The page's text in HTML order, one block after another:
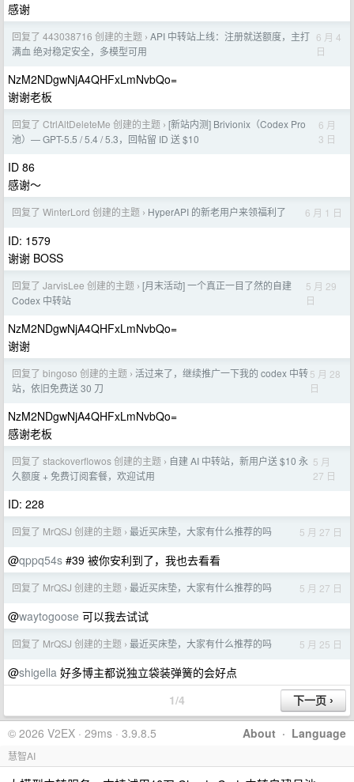
感谢
回复了 443038716 创建的主题 › API 中转站上线：注册就送额度，主打
满血 绝对稳定安全，多模型可用
6 月 4
日
NzM2NDgwNjA4QHFxLmNvbQo=
谢谢老板
回复了 CtrlAltDeleteMe 创建的主题 › [新站内测] Brivionix（Codex Pro
池）— GPT-5.5 / 5.4 / 5.3，回帖留 ID 送 $10
6 月
3 日
ID 86
感谢～
回复了 WinterLord 创建的主题 › HyperAPI 的新老用户来领福利了 6 月 1 日
ID: 1579
谢谢 BOSS
回复了 JarvisLee 创建的主题 › [月末活动] 一个真正一目了然的自建
Codex 中转站
5 月 29
日
NzM2NDgwNjA4QHFxLmNvbQo=
谢谢
回复了 bingoso 创建的主题 › 活过来了，继续推广一下我的 codex 中转
站，依旧免费送 30 刀
5 月 28
日
NzM2NDgwNjA4QHFxLmNvbQo=
感谢老板
回复了 stackoverflowos 创建的主题 › 自建 AI 中转站，新用户送 $10 永
久额度 + 免费订阅套餐，欢迎试用
5 月
27 日
ID: 228
回复了 MrQSJ 创建的主题 › 最近买床垫，大家有什么推荐的吗 5 月 27 日
@qppq54s #39 被你安利到了，我也去看看
回复了 MrQSJ 创建的主题 › 最近买床垫，大家有什么推荐的吗 5 月 27 日
@waytogoose 可以我去试试
回复了 MrQSJ 创建的主题 › 最近买床垫，大家有什么推荐的吗 5 月 25 日
@shigella 好多博主都说独立袋装弹簧的会好点
1/4
About · Language
© 2026 V2EX · 29ms · 3.9.8.5
慧智AI